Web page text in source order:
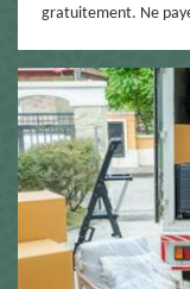
gratuitement. Ne